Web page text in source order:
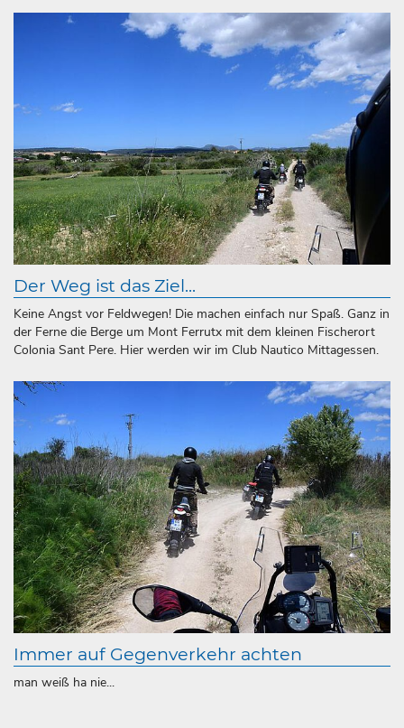
Der Weg ist das Ziel...
Keine Angst vor Feldwegen! Die machen einfach nur Spaß. Ganz in
der Ferne die Berge um Mont Ferrutx mit dem kleinen Fischerort
Colonia Sant Pere. Hier werden wir im Club Nautico Mittagessen.
Immer auf Gegenverkehr achten
man weiß ha nie...